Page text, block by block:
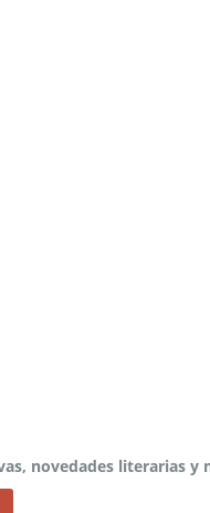
novedades literarias y